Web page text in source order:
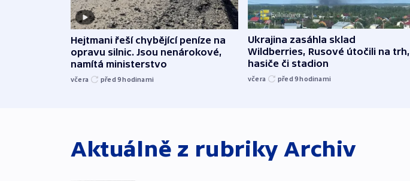
Hejtmani řeší chybějící peníze na
opravu silnic. Jsou nenárokové,
namítá ministerstvo
včera před 9hodinami
Ukrajina zasáhla sklad
Wildberries, Rusové útočili na trh,
hasiče či stadion
včera před 9hodinami
Aktuálně z rubrikyArchiv